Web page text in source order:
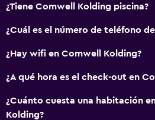
Actividades
Tienda de regalos
Sala de juegos
Dardos
¿Tiene Comwell Kolding piscina?
¿Cuál es el número de teléfono
¿Hay wifi en Comwell Kolding?
¿A qué hora es el check-out en
¿Cuánto cuesta una habitación
Kolding?